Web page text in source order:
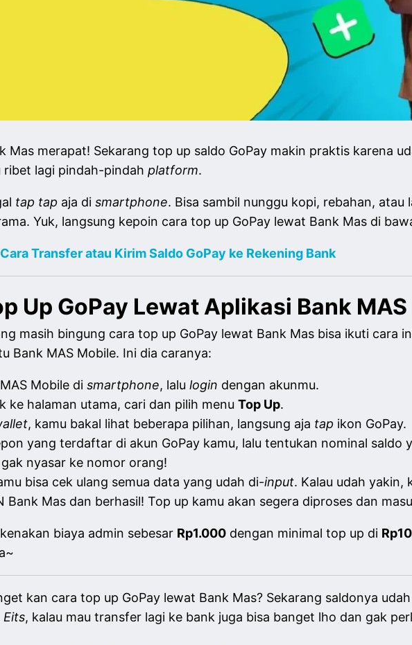
Mas merapat! Sekarang top up saldo GoPay makin praktis karena
ribet lagi pindah-pindah platform.
tap tap aja di smartphone. Bisa sambil nunggu kopi, rebahan, atau
Yuk, langsung kepoin cara top up GoPay lewat Bank Mas di
Cara Transfer atau Kirim Saldo GoPay ke Rekening Bank
Up GoPay Lewat Aplikasi Bank
masih bingung cara top up GoPay lewat Bank Mas bisa ikuti cara
Bank MAS Mobile. Ini dia caranya:
Mobile di smartphone, lalu login dengan akunmu.
ke halaman utama, cari dan pilih menu Top Up.
, kamu bakal lihat beberapa pilihan, langsung aja tap ikon GoPay.
yang terdaftar di akun GoPay kamu, lalu tentukan nominal saldo
nyasar ke nomor orang!
bisa cek ulang semua data yang udah di-input. Kalau udah yakin,
Bank Mas dan berhasil! Top up kamu akan segera diproses dan
biaya admin sebesar Rp1.000dengan minimal top up di
kan cara top up GoPay lewat Bank Mas? Sekarang saldonya
Eits, kalau mau transfer lagi ke bank juga bisa banget lho dan gak